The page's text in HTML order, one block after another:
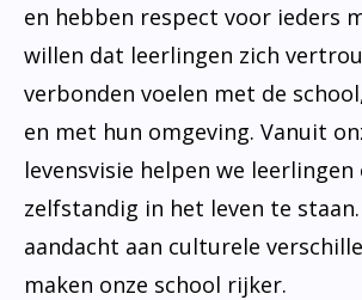
en hebben respect voor ieders
willen dat leerlingen zich
verbonden voelen met de
en met hun omgeving. Vanuit
levensvisie helpen we
zelfstandig in het leven te staan.
aandacht aan culturele
maken onze school rijker.